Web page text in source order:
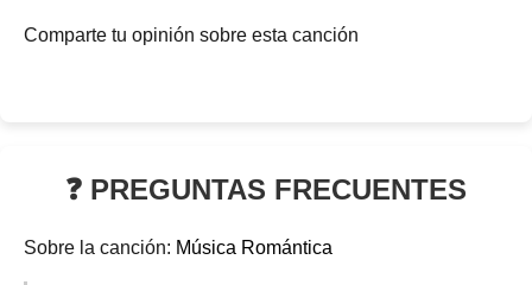
Comparte tu opinión sobre esta canción
❓ PREGUNTAS FRECUENTES
Sobre la canción: Música Romántica